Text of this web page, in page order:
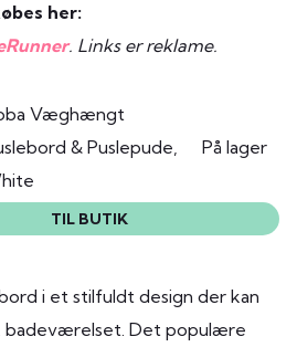
her:
. Links er reklame.
Væghængt
& Puslepude,
På lager
TIL BUTIK
i et stilfuldt design der kan
Det populære